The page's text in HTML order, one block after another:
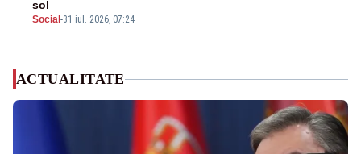
Social -31 iul. 2026, 07:24
sol
ACTUALITATE